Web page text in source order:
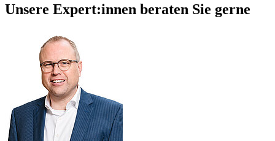
Unsere Expert:innen beraten Sie gerne